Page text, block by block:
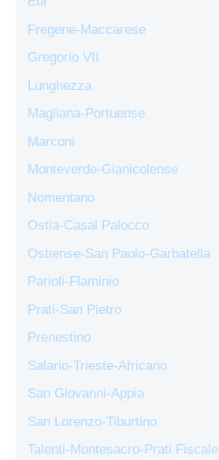
Fregene-Maccarese
Gregorio VII
Lunghezza
Magliana-Portuense
Marconi
Monteverde-Gianicolense
Nomentano
Ostia-Casal Palocco
Ostiense-San Paolo-Garbatella
Parioli-Flaminio
Prati-San Pietro
Prenestino
Salario-Trieste-Africano
San Giovanni-Appia
San Lorenzo-Tiburtino
Talenti-Montesacro-Prati Fiscale